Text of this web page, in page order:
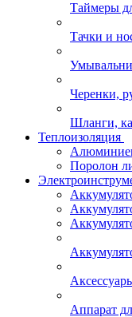
Таймеры
Тачки и
Черенки,
Шланги,
Теплоизоляция
Поролон
Аппарат